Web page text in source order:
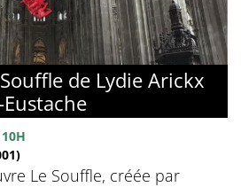
de Lydie Arickx
Eustache
Le Souffle, créée par